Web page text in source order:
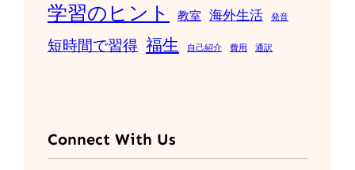
学習のヒント 教室 海外生活 発音
短時間で習得 福生 自己紹介 費用 通訳
Connect With Us